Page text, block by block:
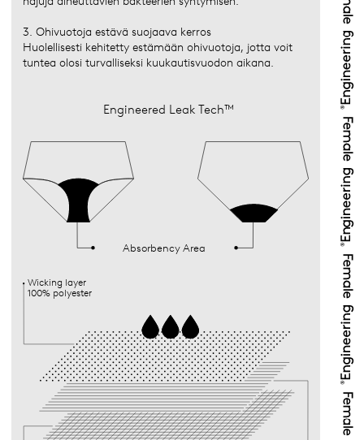
3. Ohivuotoja estävä suojaava kerros
Huolellisesti kehitetty estämään ohivuotoja, jotta voit
tuntea olosi turvalliseksi kuukautisvuodon aikana.
Engineered Leak Tech™
Absorbency Area
Wicking layer
100% polyester